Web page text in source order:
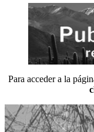
Para acceder a la